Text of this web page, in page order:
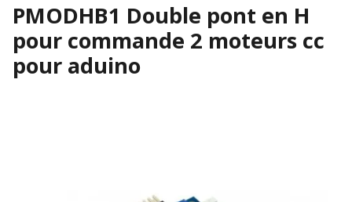
PMODHB1 Double pont en H
pour commande 2 moteurs cc
pour aduino